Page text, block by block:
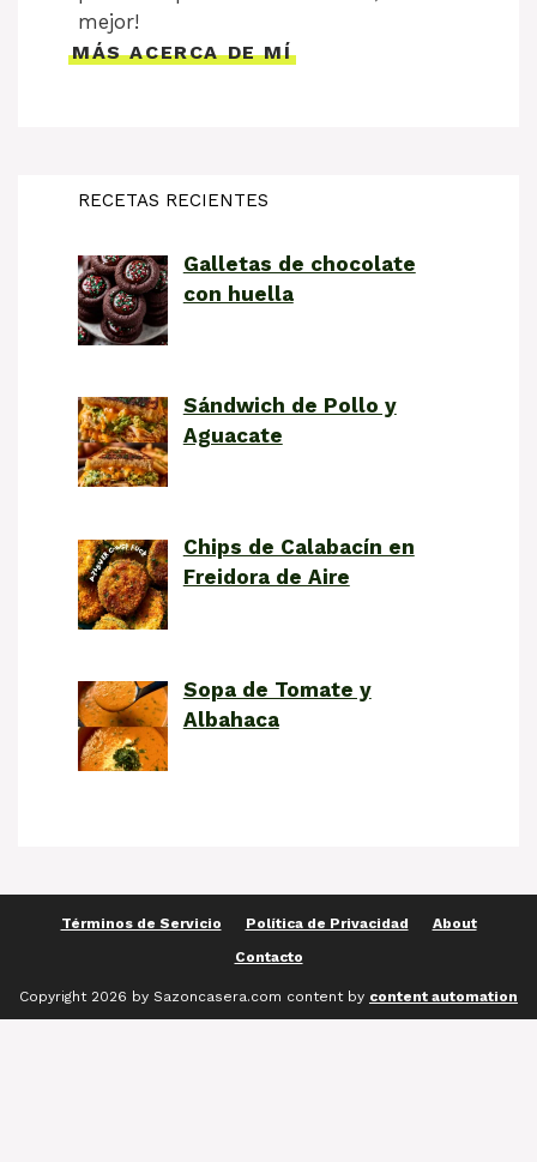
mejor!
MÁS ACERCA DE MÍ
RECETAS RECIENTES
Galletas de chocolate
con huella
Sándwich de Pollo y
Aguacate
Chips de Calabacín en
Freidora de Aire
Sopa de Tomate y
Albahaca
Términos de Servicio Política de Privacidad
About
Contacto
Copyright 2026 by Sazoncasera.com content by content automation